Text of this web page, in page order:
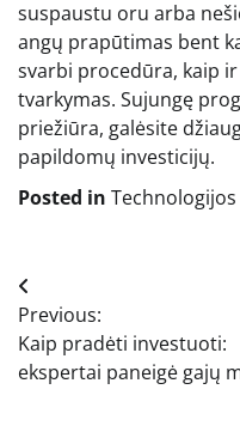
suspaustu oru arba
angų prapūtimas bent
svarbi procedūra, kaip
tvarkymas. Sujungę
priežiūra, galėsite
papildomų investicijų.
Posted in Technologijos
Navigacija
tarp
įrašų
Previous:
Kaip pradėti investuoti:
ekspertai paneigė gajų